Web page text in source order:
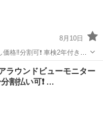
8月10日
格‼️分割可❗️ 車検2年付き！
イハツ タントカスタム
す☆ETC付き☆純正アルミ
ラウンドビューモニター
割払い可❗️ …